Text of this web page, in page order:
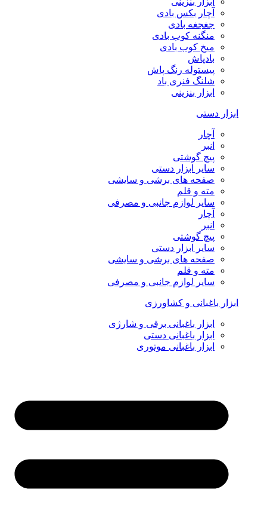
آچار بکس بادی
جغجغه بادی
منگنه کوب بادی
میخ کوب بادی
بادپاش
پیستوله رنگ پاش
شلنگ فنری باد
ابزار بنزینی
ابزار دستی
آچار
انبر
پیچ گوشتی
سایر ابزار دستی
صفحه های برشی و سایشی
مته و قلم
سایر لوازم جانبی و مصرفی
آچار
انبر
پیچ گوشتی
سایر ابزار دستی
صفحه های برشی و سایشی
مته و قلم
سایر لوازم جانبی و مصرفی
ابزار باغبانی و کشاورزی
ابزار باغبانی برقی و شارژی
ابزار باغبانی دستی
ابزار باغبانی موتوری